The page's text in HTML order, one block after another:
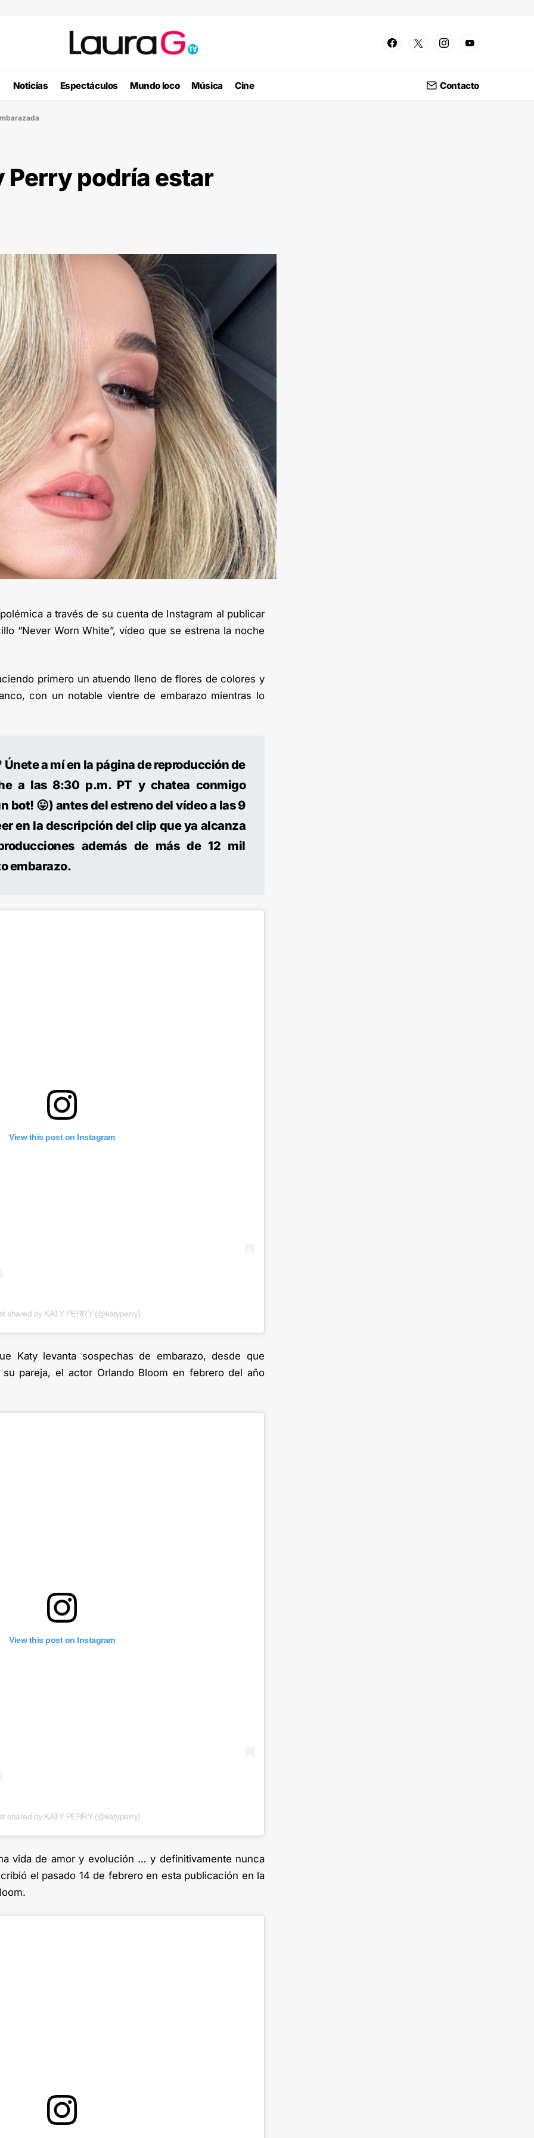
Noticias Espectáculos Mundo loco Música Cine Contacto
Perry podría estar
a través de su cuenta de Instagram al publicar
“Never Worn White”, vídeo que se estrena la noche
primero un atuendo lleno de flores de colores y
con un notable vientre de embarazo mientras lo
Únete a mí en la página de reproducción de
a las 8:30 p.m. PT y chatea conmigo
bot! 😛) antes del estreno del vídeo a las 9
en la descripción del clip que ya alcanza
además de más de 12 mil
embarazo.
View this post on Instagram
shared by KATY PERRY (@katyperry)
Katy levanta sospechas de embarazo, desde que
pareja, el actor Orlando Bloom en febrero del año
View this post on Instagram
shared by KATY PERRY (@katyperry)
vida de amor y evolución … y definitivamente nunca
el pasado 14 de febrero en esta publicación en la